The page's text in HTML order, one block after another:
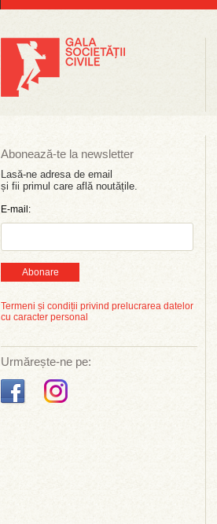
Abonează-te la newsletter
Lasă-ne adresa de email
și fii primul care află noutățile.
E-mail:
Abonare
Termeni și condiții privind prelucrarea datelor
cu caracter personal
Urmărește-ne pe: